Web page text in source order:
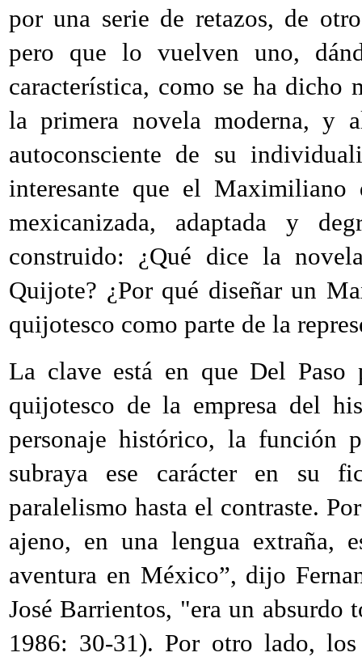
por una serie de retazos, de
pero que lo vuelven uno,
característica, como se ha dicho
la primera novela moderna, y
autoconsciente de su
interesante que el
mexicanizada, adaptada y
construido: ¿Qué dice la
Quijote? ¿Por qué diseñar un
quijotesco como parte de la
La clave está en que Del Paso
quijotesco de la empresa del
personaje histórico, la función
subraya ese carácter en su
paralelismo hasta el contraste.
ajeno, en una lengua extraña,
aventura en México”, dijo
José Barrientos, "era un
1986: 30-31). Por otro lado,